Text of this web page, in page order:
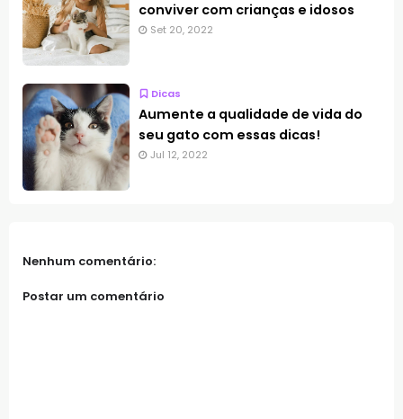
conviver com crianças e idosos
Set 20, 2022
Dicas
Aumente a qualidade de vida do
seu gato com essas dicas!
Jul 12, 2022
Nenhum comentário:
Postar um comentário